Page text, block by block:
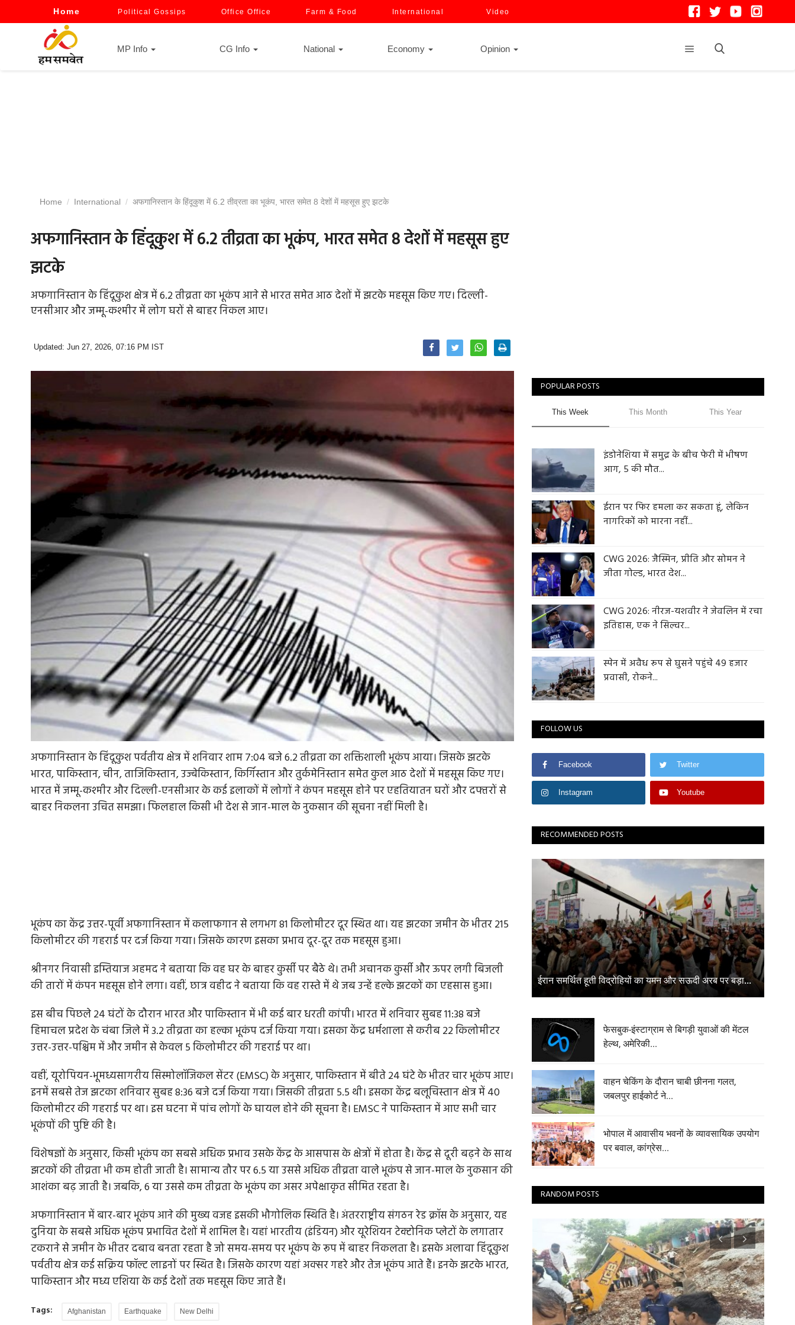
Home Political Gossips Office Office Farm & Food International Video
MP Info CG Info National Economy Opinion
Home International अफगानिस्तान के हिंदूकुश में 6.2 तीव्रता का भूकंप, भारत समेत 8 देशों में महसूस हुए झटके
अफगानिस्तान के हिंदूकुश में 6.2 तीव्रता का भूकंप, भारत समेत 8 देशों में महसूस हुए
झटके
अफगानिस्तान के हिंदूकुश क्षेत्र में 6.2 तीव्रता का भूकंप आने से भारत समेत आठ देशों में झटके महसूस किए गए। दिल्ली-
एनसीआर और जम्मू-कश्मीर में लोग घरों से बाहर निकल आए।
Updated: Jun 27, 2026, 07:16 PM IST
अफगानिस्तान के हिंदूकुश पर्वतीय क्षेत्र में शनिवार शाम 7:04 बजे 6.2 तीव्रता का शक्तिशाली भूकंप आया। जिसके झटके
भारत, पाकिस्तान, चीन, ताजिकिस्तान, उज्बेकिस्तान, किर्गिस्तान और तुर्कमेनिस्तान समेत कुल आठ देशों में महसूस किए गए।
भारत में जम्मू-कश्मीर और दिल्ली-एनसीआर के कई इलाकों में लोगों ने कंपन महसूस होने पर एहतियातन घरों और दफ्तरों से
बाहर निकलना उचित समझा। फिलहाल किसी भी देश से जान-माल के नुकसान की सूचना नहीं मिली है।
भूकंप का केंद्र उत्तर-पूर्वी अफगानिस्तान में कलाफगान से लगभग 81 किलोमीटर दूर स्थित था। यह झटका जमीन के भीतर 215
किलोमीटर की गहराई पर दर्ज किया गया। जिसके कारण इसका प्रभाव दूर-दूर तक महसूस हुआ।
श्रीनगर निवासी इम्तियाज अहमद ने बताया कि वह घर के बाहर कुर्सी पर बैठे थे। तभी अचानक कुर्सी और ऊपर लगी बिजली
की तारों में कंपन महसूस होने लगा। वहीं, छात्र वहीद ने बताया कि वह रास्ते में थे जब उन्हें हल्के झटकों का एहसास हुआ।
इस बीच पिछले 24 घंटों के दौरान भारत और पाकिस्तान में भी कई बार धरती कांपी। भारत में शनिवार सुबह 11:38 बजे
हिमाचल प्रदेश के चंबा जिले में 3.2 तीव्रता का हल्का भूकंप दर्ज किया गया। इसका केंद्र धर्मशाला से करीब 22 किलोमीटर
उत्तर-उत्तर-पश्चिम में और जमीन से केवल 5 किलोमीटर की गहराई पर था।
वहीं, यूरोपियन-भूमध्यसागरीय सिस्मोलॉजिकल सेंटर (EMSC) के अनुसार, पाकिस्तान में बीते 24 घंटे के भीतर चार भूकंप आए।
इनमें सबसे तेज झटका शनिवार सुबह 8:36 बजे दर्ज किया गया। जिसकी तीव्रता 5.5 थी। इसका केंद्र बलूचिस्तान क्षेत्र में 40
किलोमीटर की गहराई पर था। इस घटना में पांच लोगों के घायल होने की सूचना है। EMSC ने पाकिस्तान में आए सभी चार
भूकंपों की पुष्टि की है।
विशेषज्ञों के अनुसार, किसी भूकंप का सबसे अधिक प्रभाव उसके केंद्र के आसपास के क्षेत्रों में होता है। केंद्र से दूरी बढ़ने के साथ
झटकों की तीव्रता भी कम होती जाती है। सामान्य तौर पर 6.5 या उससे अधिक तीव्रता वाले भूकंप से जान-माल के नुकसान की
आशंका बढ़ जाती है। जबकि, 6 या उससे कम तीव्रता के भूकंप का असर अपेक्षाकृत सीमित रहता है।
अफगानिस्तान में बार-बार भूकंप आने की मुख्य वजह इसकी भौगोलिक स्थिति है। अंतरराष्ट्रीय संगठन रेड क्रॉस के अनुसार, यह
दुनिया के सबसे अधिक भूकंप प्रभावित देशों में शामिल है। यहां भारतीय (इंडियन) और यूरेशियन टेक्टोनिक प्लेटों के लगातार
टकराने से जमीन के भीतर दबाव बनता रहता है जो समय-समय पर भूकंप के रूप में बाहर निकलता है। इसके अलावा हिंदूकुश
पर्वतीय क्षेत्र कई सक्रिय फॉल्ट लाइनों पर स्थित है। जिसके कारण यहां अक्सर गहरे और तेज भूकंप आते हैं। इनके झटके भारत,
पाकिस्तान और मध्य एशिया के कई देशों तक महसूस किए जाते हैं।
Tags: Afghanistan Earthquake New Delhi
POPULAR POSTS
This Week This Month This Year
इंडोनेशिया में समुद्र के बीच फेरी में भीषण
आग, 5 की मौत...
ईरान पर फिर हमला कर सकता हूं, लेकिन
नागरिकों को मारना नहीं...
CWG 2026: जैस्मिन, प्रीति और सोमन ने
जीता गोल्ड, भारत देश...
CWG 2026: नीरज-यशवीर ने जेवलिन में रचा
इतिहास, एक ने सिल्वर...
स्पेन में अवैध रूप से घुसने पहुंचे 49 हजार
प्रवासी, रोकने...
FOLLOW US
Facebook Twitter
Instagram Youtube
RECOMMENDED POSTS
ईरान समर्थित हूती विद्रोहियों का यमन और सऊदी अरब पर बड़ा...
फेसबुक-इंस्टाग्राम से बिगड़ी युवाओं की मेंटल
हेल्थ, अमेरिकी...
वाहन चेकिंग के दौरान चाबी छीनना गलत,
जबलपुर हाईकोर्ट ने...
भोपाल में आवासीय भवनों के व्यावसायिक उपयोग
पर बवाल, कांग्रेस...
RANDOM POSTS